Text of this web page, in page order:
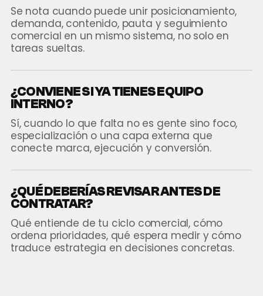
Se nota cuando puede unir posicionamiento,
demanda, contenido, pauta y seguimiento
comercial en un mismo sistema, no solo en
tareas sueltas.
¿CONVIENE SI YA TIENES EQUIPO
INTERNO?
Sí, cuando lo que falta no es gente sino foco,
especialización o una capa externa que
conecte marca, ejecución y conversión.
¿QUÉ DEBERÍAS REVISAR ANTES DE
CONTRATAR?
Qué entiende de tu ciclo comercial, cómo
ordena prioridades, qué espera medir y cómo
traduce estrategia en decisiones concretas.